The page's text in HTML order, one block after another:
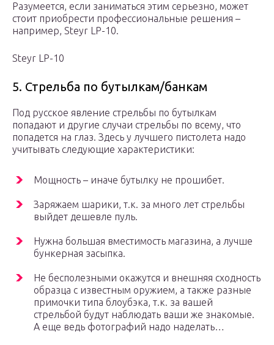
Разумеется, если заниматься этим серьезно, может
стоит приобрести профессиональные решения –
например, Steyr LP-10.
Steyr LP-10
5. Стрельба по бутылкам/банкам
Под русское явление стрельбы по бутылкам
попадают и другие случаи стрельбы по всему, что
попадется на глаз. Здесь у лучшего пистолета надо
учитывать следующие характеристики:
Мощность – иначе бутылку не прошибет.
Заряжаем шарики, т.к. за много лет стрельбы
выйдет дешевле пуль.
Нужна большая вместимость магазина, а лучше
бункерная засыпка.
Не бесполезными окажутся и внешняя сходность
образца с известным оружием, а также разные
примочки типа блоубэка, т.к. за вашей
стрельбой будут наблюдать ваши же знакомые.
А еще ведь фотографий надо наделать…